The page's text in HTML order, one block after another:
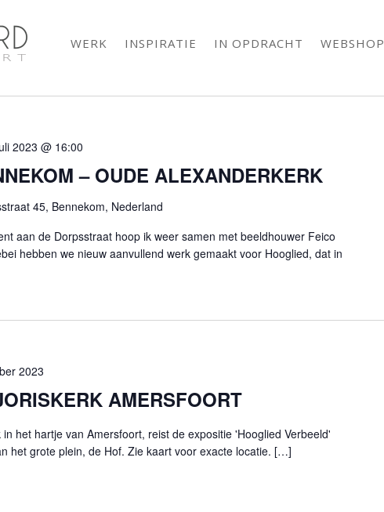
WERK INSPIRATIE IN OPDRACHT WEBSHOP
– OUDE ALEXANDERKERK
2023 @ 16:00
45, Bennekom, Nederland
aan de Dorpsstraat hoop ik weer samen met beeldhouwer Feico
hebben we nieuw aanvullend werk gemaakt voor Hooglied, dat in
AMERSFOORT
2023
het hartje van Amersfoort, reist de expositie 'Hooglied Verbeeld'
het grote plein, de Hof. Zie kaart voor exacte locatie. […]